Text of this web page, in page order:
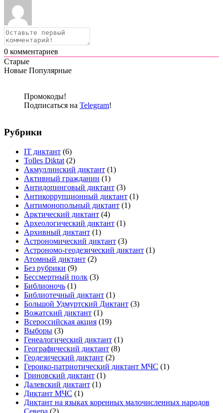
0 комментариев
Старые
Новые Популярные
Промокоды!
Подписаться на Telegram!
Рубрики
IT диктант (6)
Tolles Diktat (2)
Акмуллинский диктант (1)
Активный гражданин (1)
Антидопинговый диктант (3)
Антикоррупционный диктант (1)
Антимонопольный диктант (1)
Арктический диктант (4)
Археологический диктант (1)
Архивный диктант (1)
Астрономический диктант (3)
Астрономо-геодезический диктант (1)
Атомный диктант (2)
Без рубрики (9)
Бессмертный полк (3)
Библионочь (1)
Библиотечный диктант (1)
Большой Удмуртский Диктант (3)
Вожатский диктант (1)
Всероссийская акция (19)
Выборы (3)
Генеалогический диктант (1)
Географический диктант (8)
Геодезический диктант (2)
Героико-патриотический диктант МЧС (1)
Гриновский диктант (1)
Далевский диктант (1)
Диктант МЧС (1)
Диктант на языках коренных малочисленных народов
Севера (2)